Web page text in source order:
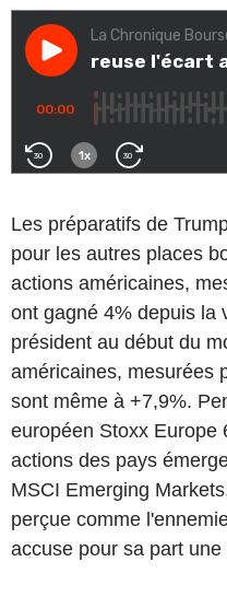
Les préparatifs de
pour les autres places
actions américaines,
ont gagné 4% depuis la
président au début du
américaines, mesurées
sont même à +7,9%.
européen Stoxx Europe
actions des pays
MSCI Emerging
perçue comme
accuse pour sa part